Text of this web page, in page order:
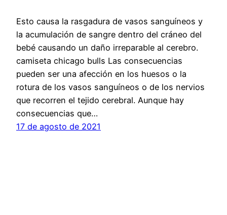
Esto causa la rasgadura de vasos sanguíneos y
la acumulación de sangre dentro del cráneo del
bebé causando un daño irreparable al cerebro.
camiseta chicago bulls Las consecuencias
pueden ser una afección en los huesos o la
rotura de los vasos sanguíneos o de los nervios
que recorren el tejido cerebral. Aunque hay
consecuencias que…
17 de agosto de 2021